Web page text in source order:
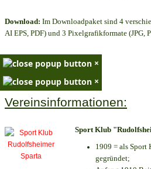
Download: Im Downloadpaket sind 4
AI EPS, PDF) und 3 Pixelgrafikformate (JPG,
×
×
Vereinsinformationen:
Sport Klub
1909 = als Sport
gegründet;